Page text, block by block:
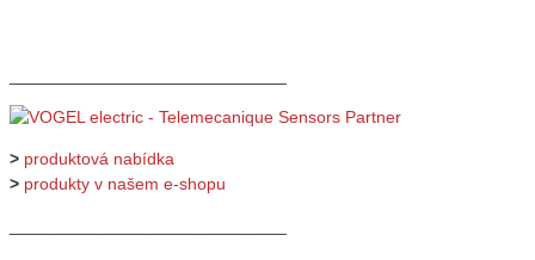
> produktová nabídka
> produkty v našem e-shopu